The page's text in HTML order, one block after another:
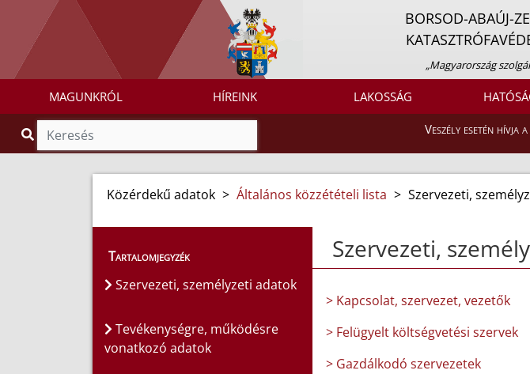
BORSOD-ABAÚJ-
„Magyarország
MAGUNKRÓL HÍREINK LAKOSSÁG
Veszély esetén
Közérdekű adatok > Általános közzétételi lista > Szervezeti,
Tartalomjegyzék
Szervezeti, személyzeti adatok
Tevékenységre, működésre
vonatkozó adatok
Szervezeti,
> Kapcsolat, szervezet, vezetők
> Felügyelt költségvetési szervek
> Gazdálkodó szervezetek